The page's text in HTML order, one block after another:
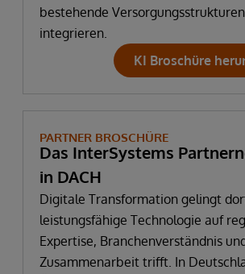
bestehende
integrieren.
KI Broschüre
PARTNER BROSCHÜRE
Das InterSystems
in DACH
Digitale Transformation gelingt
leistungsfähige Technologie auf
Expertise, Branchenverständnis
Zusammenarbeit trifft. In